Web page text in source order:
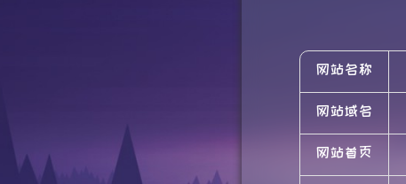
网站名称
网站域名
网站首页